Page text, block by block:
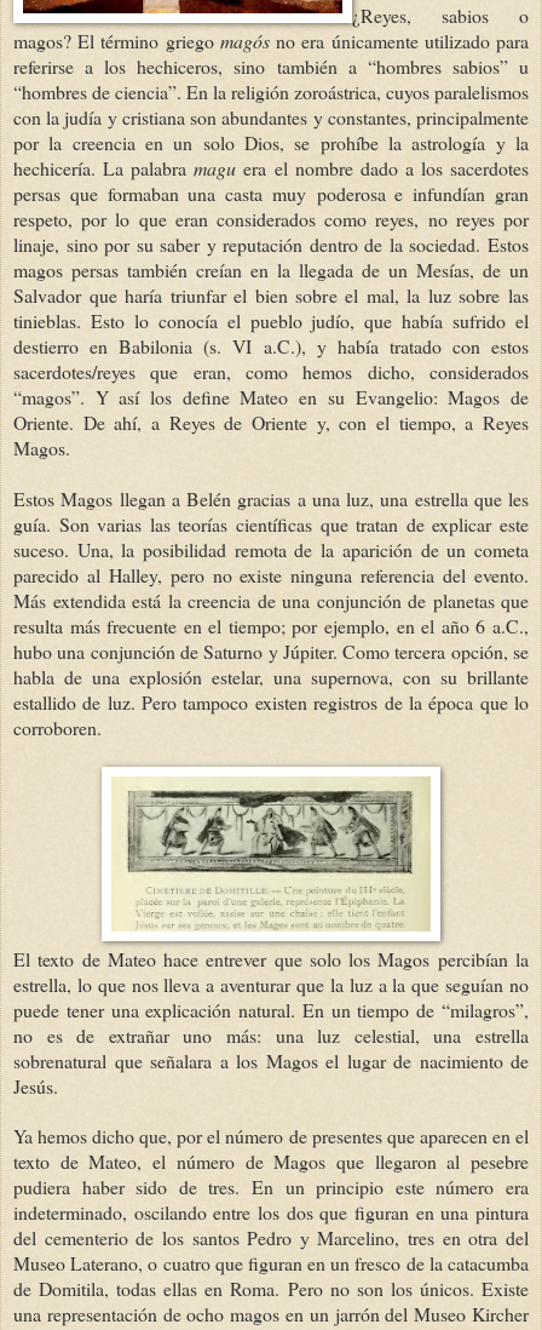
¿Reyes, sabios o
magos? El término griego magósno era únicamente utilizado para
referirse a los hechiceros, sino también a “hombres sabios” u
“hombres de ciencia”. En la religión zoroástrica, cuyos paralelismos
con la judía y cristiana son abundantes y constantes, principalmente
por la creencia en un solo Dios, se prohíbe la astrología y la
hechicería. La palabramagu era el nombre dado a los sacerdotes
persas que formaban una casta muy poderosa e infundían gran
respeto, por lo que eran considerados como reyes, no reyes por
linaje, sino por su saber y reputación dentro de la sociedad. Estos
magos persas también creían en la llegada de un Mesías, de un
Salvador que haría triunfar el bien sobre el mal, la luz sobre las
tinieblas. Esto lo conocía el pueblo judío, que había sufrido el
destierro en Babilonia (s. VI a.C.), y había tratado con estos
sacerdotes/reyes que eran, como hemos dicho, considerados
“magos”. Y así los define Mateo en su Evangelio: Magos de
Oriente. De ahí, a Reyes de Oriente y, con el tiempo, a Reyes
Magos.
Estos Magos llegan a Belén gracias a una luz, una estrella que les
guía. Son varias las teorías científicas que tratan de explicar este
suceso. Una, la posibilidad remota de la aparición de un cometa
parecido al Halley, pero no existe ninguna referencia del evento.
Más extendida está la creencia de una conjunción de planetas que
resulta más frecuente en el tiempo; por ejemplo, en el año 6 a.C.,
hubo una conjunción de Saturno y Júpiter. Como tercera opción, se
habla de una explosión estelar, una supernova, con su brillante
estallido de luz. Pero tampoco existen registros de la época que lo
corroboren.
El texto de Mateo hace entrever que solo los Magos percibían la
estrella, lo que nos lleva a aventurar que la luz a la que seguían no
puede tener una explicación natural. En un tiempo de “milagros”,
no es de extrañar uno más: una luz celestial, una estrella
sobrenatural que señalara a los Magos el lugar de nacimiento de
Jesús.
Ya hemos dicho que, por el número de presentes que aparecen en el
texto de Mateo, el número de Magos que llegaron al pesebre
pudiera haber sido de tres. En un principio este número era
indeterminado, oscilando entre los dos que figuran en una pintura
del cementerio de los santos Pedro y Marcelino, tres en otra del
Museo Laterano, o cuatro que figuran en un fresco de la catacumba
de Domitila, todas ellas en Roma. Pero no son los únicos. Existe
una representación de ocho magos en un jarrón del Museo Kircher